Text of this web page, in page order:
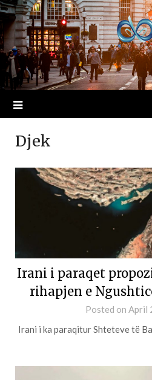
Djek
Irani i paraqet
rihapjen e
Posted on April
Irani i ka paraqitur Shteteve të